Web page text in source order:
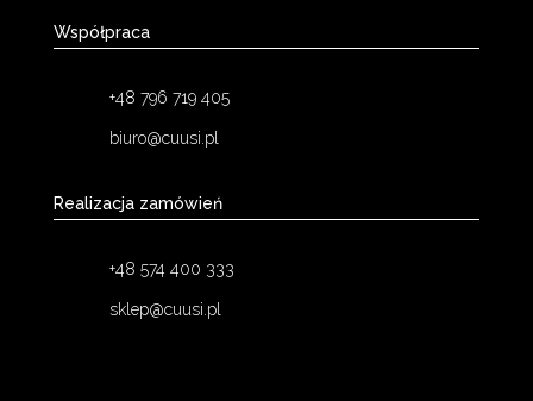
Współpraca
+48 796 719 405
biuro@cuusi.pl
Realizacja zamówień
+48 574 400 333
sklep@cuusi.pl